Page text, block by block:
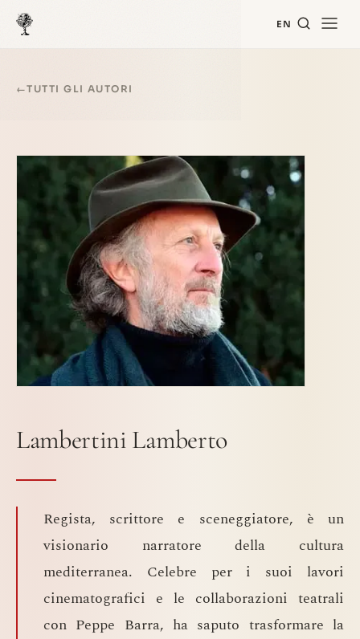
EN
←TUTTI GLI AUTORI
Lambertini Lamberto
Regista, scrittore e sceneggiatore, è un
visionario narratore della cultura
mediterranea. Celebre per i suoi lavori
cinematografici e le collaborazioni teatrali
con Peppe Barra, ha saputo trasformare la